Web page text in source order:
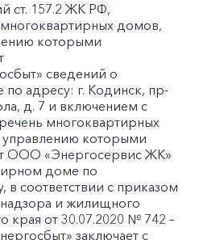
ст. 157.2 ЖК РФ,
домов,
которыми
сведений о
адресу: г. Кодинск, пр-
д. 7 и включением с
многоквартирных
управлению которыми
ООО «Энергосервис ЖК»
доме по
в соответствии с приказом
и жилищного
края от 30.07.2020 № 742 –
заключает с